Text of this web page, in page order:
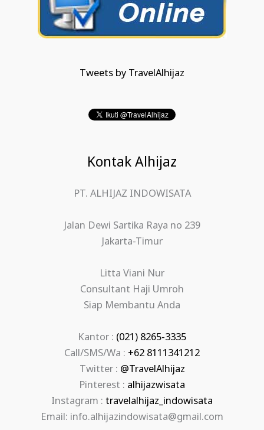
Tweets by TravelAlhijaz
Kontak Alhijaz
PT. ALHIJAZ INDOWISATA
Jalan Dewi Sartika Raya no 239
Jakarta-Timur
Litta Viani Nur
Consultant Haji Umroh
Siap Membantu Anda
Kantor : (021) 8265-3335
Call/SMS/Wa : +62 8111341212
Twitter : @TravelAlhijaz
Pinterest : alhijazwisata
Instagram : travelalhijaz_indowisata
Email: info.alhijazindowisata@gmail.com